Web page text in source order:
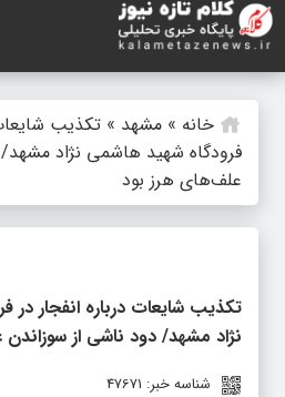
خانه » مشهد » تکذیب
فرودگاه شهید هاشمی نژاد
علف‌های هرز بود
تکذیب شایعات درباره انفجار در
نژاد مشهد/ دود ناشی از
شناسه خبر: 47671